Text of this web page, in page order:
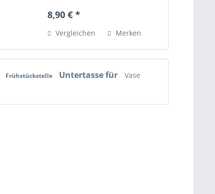
8,90 € *
Vergleichen Merken
Frühstückstelle Untertasse für
Vase